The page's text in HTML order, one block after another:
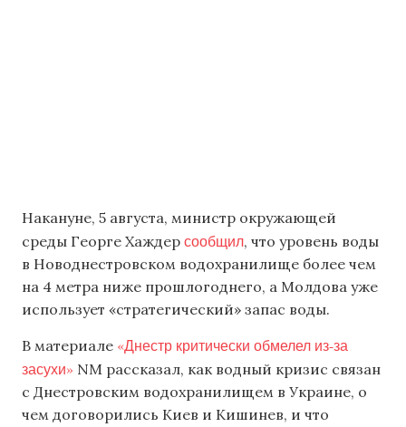
Накануне, 5 августа, министр окружающей
среды Георге Хаждер сообщил, что уровень воды
в Новоднестровском водохранилище более чем
на 4 метра ниже прошлогоднего, а Молдова уже
использует «стратегический» запас воды.
В материале «Днестр критически обмелел из-за
засухи» NM рассказал, как водный кризис связан
с Днестровским водохранилищем в Украине, о
чем договорились Киев и Кишинев, и что